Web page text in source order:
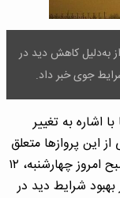
به‌دلیل کاهش دید در
جوی خبر داد.
اشاره به تغییر
این پروازها متعلق
به مسیر تهران _ بوشهر بود که ساعت ۷:۲۵ صبح امروز چهارشنبه، ۱۲
شرایط دید در